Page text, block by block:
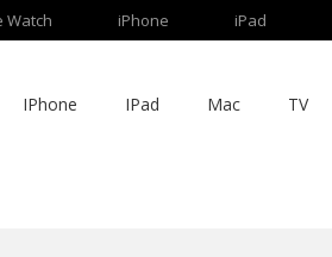
Watch iPhone iPad
IPhone IPad Mac TV